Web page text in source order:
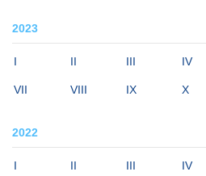
2023
I II III IV
VII VIII IX X
2022
I II III IV